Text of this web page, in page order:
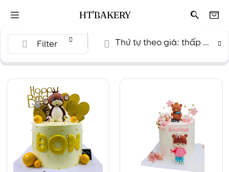
Filter Thứ tự theo giá: thấp đến cao
HT'BAKERY